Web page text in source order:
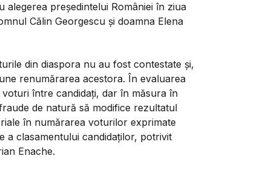
președintelui României în ziua
Călin Georgescu și doamna Elena
din diaspora nu au fost contestate și,
renumărarea acestora. În evaluarea
între candidați, dar în măsura în
de natură să modifice rezultatul
în numărarea voturilor exprimate
clasamentului candidaților, potrivit
Enache.